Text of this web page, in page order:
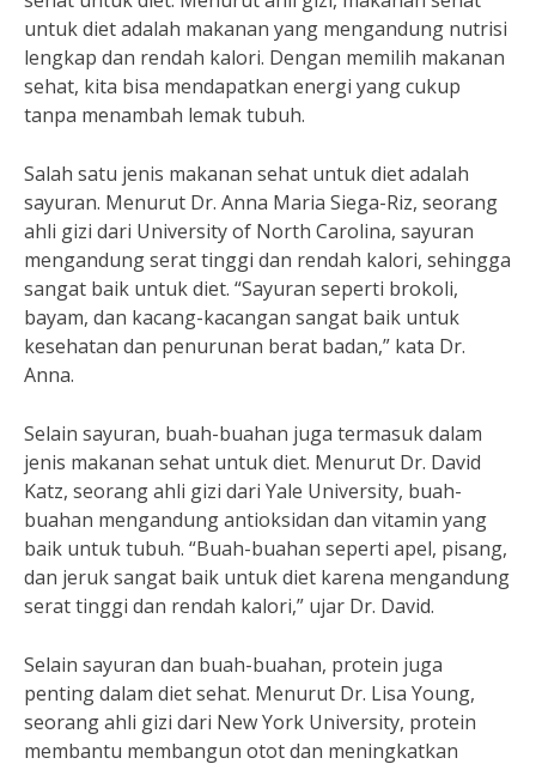
untuk diet adalah makanan yang mengandung nutrisi
lengkap dan rendah kalori. Dengan memilih makanan
sehat, kita bisa mendapatkan energi yang cukup
tanpa menambah lemak tubuh.
Salah satu jenis makanan sehat untuk diet adalah
sayuran. Menurut Dr. Anna Maria Siega-Riz, seorang
ahli gizi dari University of North Carolina, sayuran
mengandung serat tinggi dan rendah kalori, sehingga
sangat baik untuk diet. “Sayuran seperti brokoli,
bayam, dan kacang-kacangan sangat baik untuk
kesehatan dan penurunan berat badan,” kata Dr.
Anna.
Selain sayuran, buah-buahan juga termasuk dalam
jenis makanan sehat untuk diet. Menurut Dr. David
Katz, seorang ahli gizi dari Yale University, buah-
buahan mengandung antioksidan dan vitamin yang
baik untuk tubuh. “Buah-buahan seperti apel, pisang,
dan jeruk sangat baik untuk diet karena mengandung
serat tinggi dan rendah kalori,” ujar Dr. David.
Selain sayuran dan buah-buahan, protein juga
penting dalam diet sehat. Menurut Dr. Lisa Young,
seorang ahli gizi dari New York University, protein
membantu membangun otot dan meningkatkan